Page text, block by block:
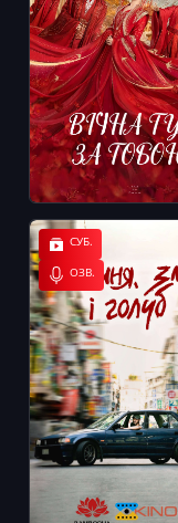
СУБ.
ОЗВ.